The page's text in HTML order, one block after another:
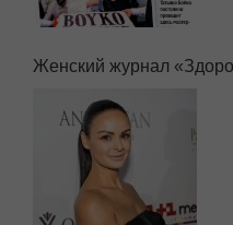
Женский журнал